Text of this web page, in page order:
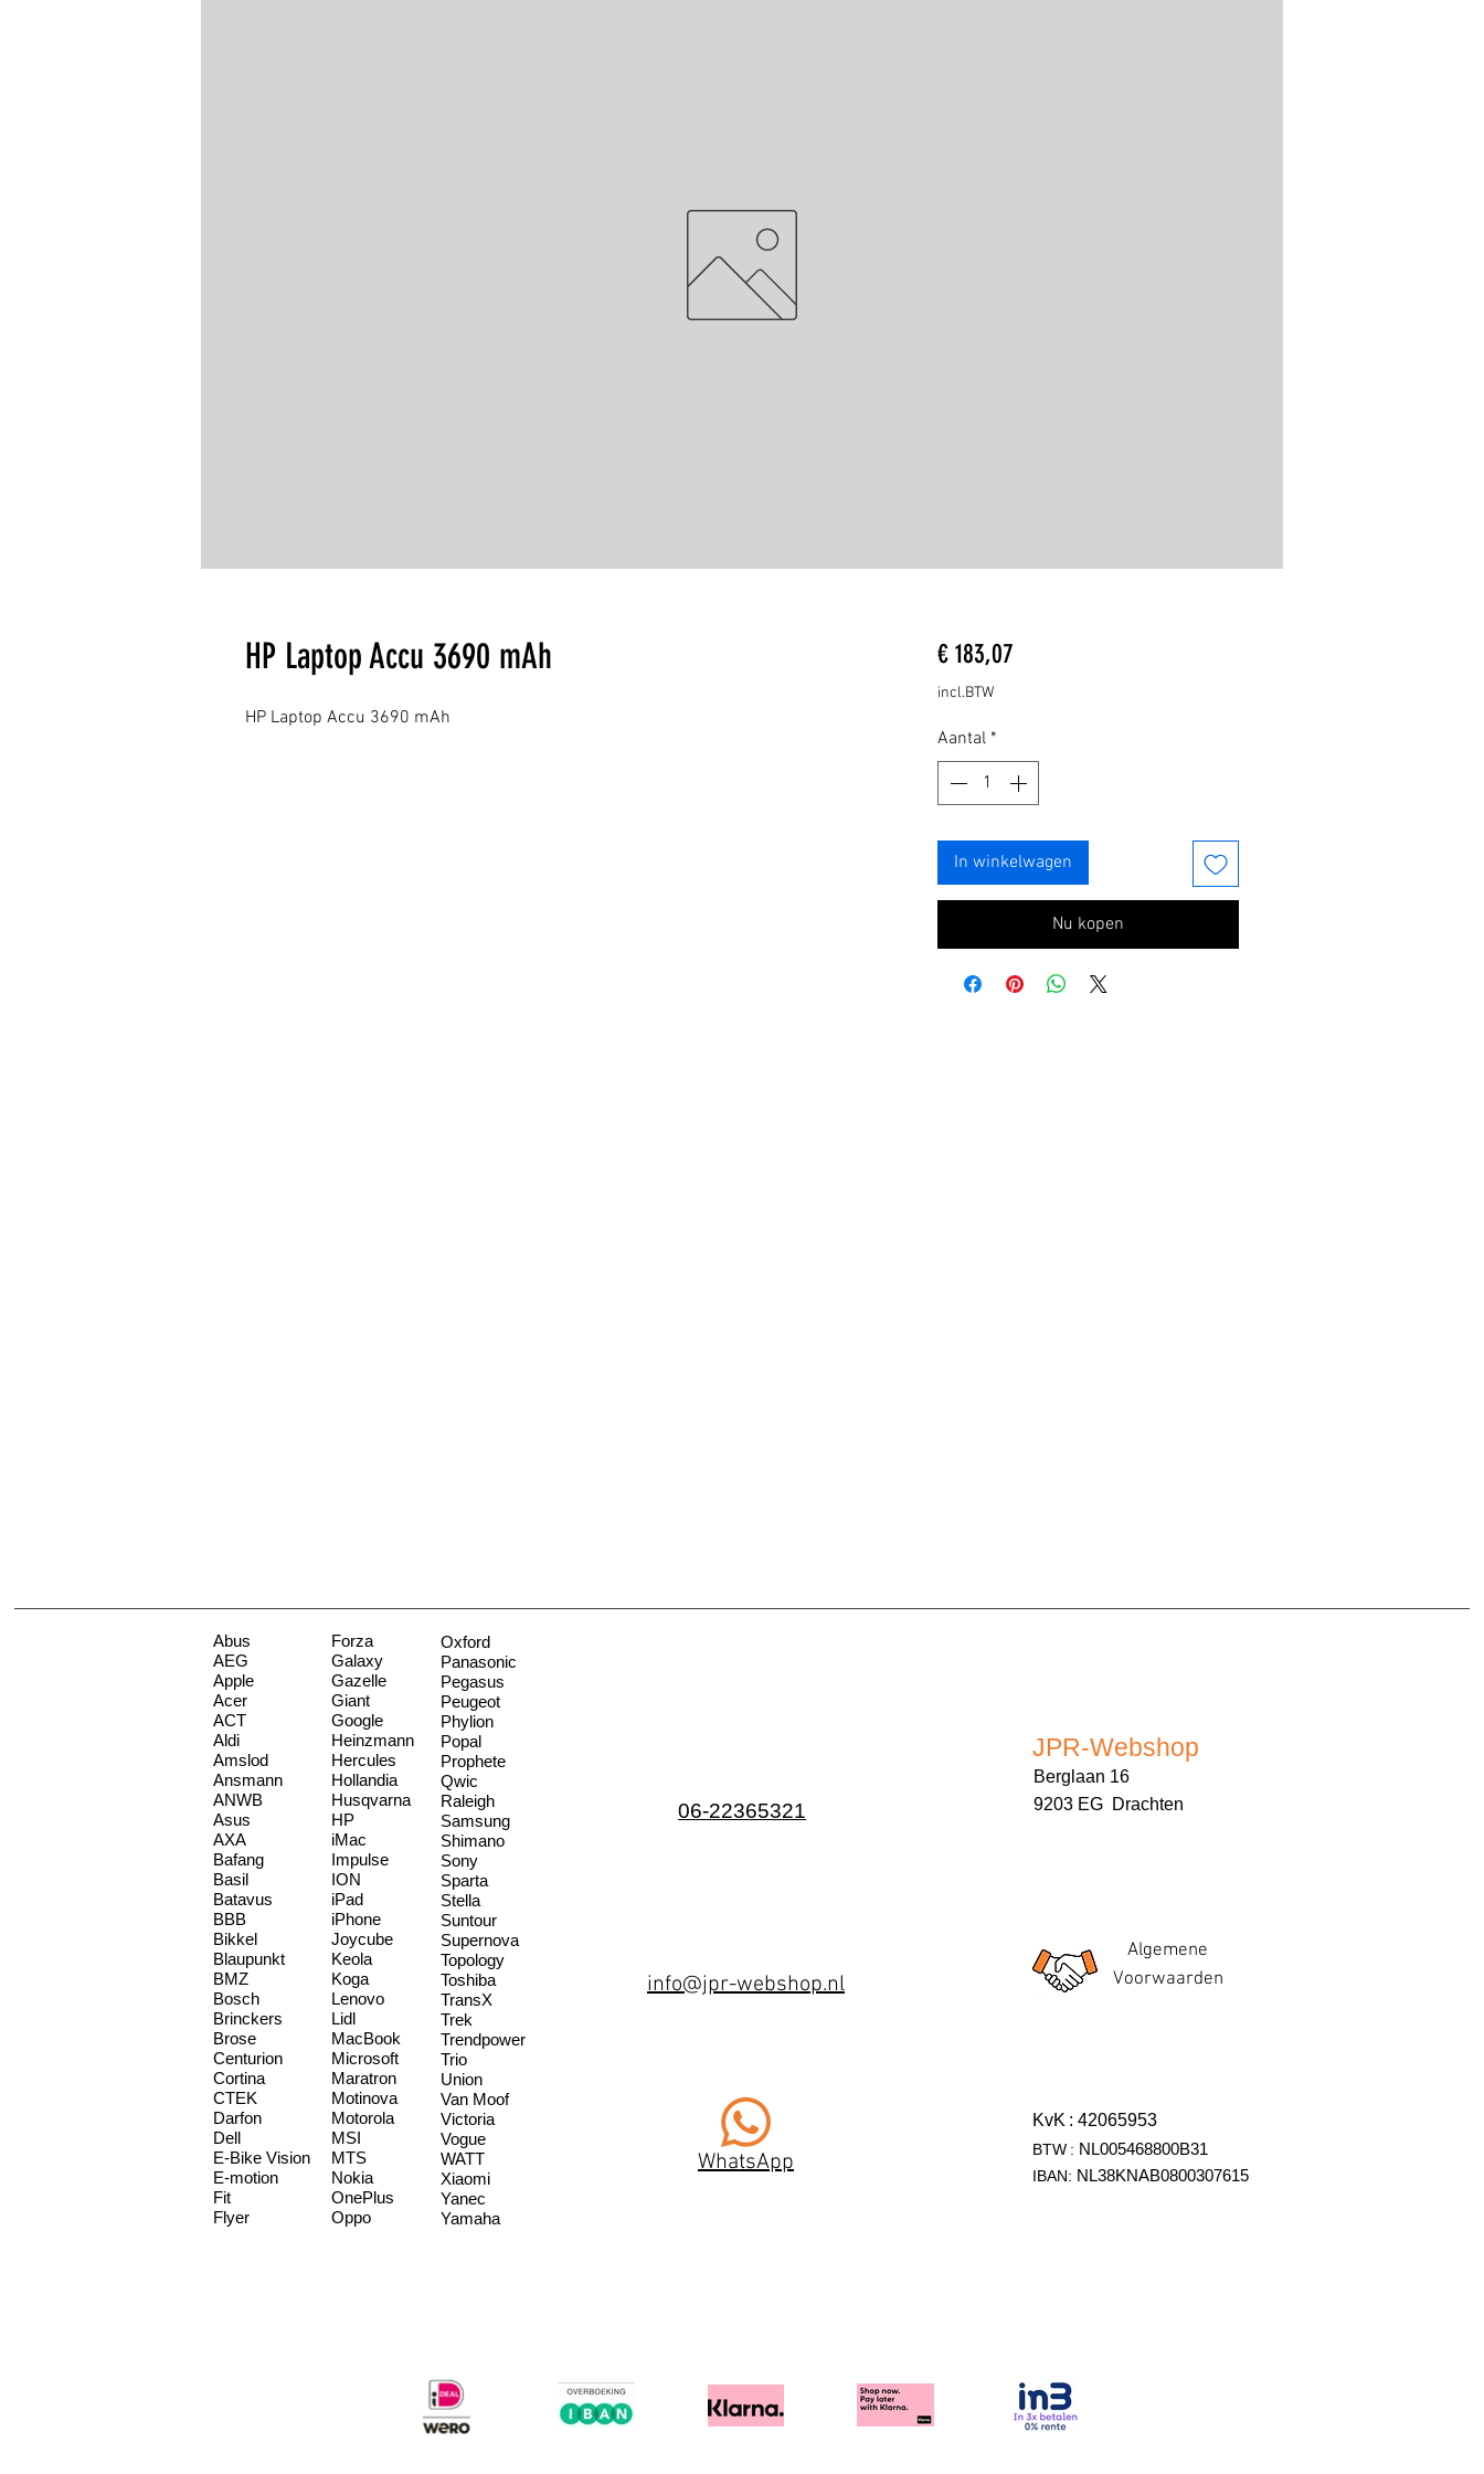
HP Laptop Accu 3690 mAh
HP Laptop Accu 3690 mAh
€ 183,07Prijs
incl.BTW
Aantal *
In winkelwagen
Nu kopen
Abus
AEG
Apple
Acer
ACT
Aldi
Amslod
Ansmann
ANWB
Asus
AXA
Bafang
Basil
Batavus
BBB
Bikkel
Blaupunkt
BMZ
Bosch
Brinckers
Brose
Centurion
Cortina
CTEK
Darfon
Dell
E-Bike Vision
E-motion
Fit
Flyer
Forza
Galaxy
Gazelle
Giant
Google
Heinzmann
Hercules
Hollandia
Husqvarna
HP
iMac
Impulse
ION
iPad
iPhone
Joycube
Keola
Koga
Lenovo
Lidl
MacBook
Microsoft
Maratron
Motinova
Motorola
MSI
MTS
Nokia
OnePlus
Oppo
Oxford
Panasonic
Pegasus
Peugeot
Phylion
Popal
Prophete
Qwic
Raleigh
Samsung
Shimano
Sony
Sparta
Stella
Suntour
Supernova
Topology
Toshiba
TransX
Trek
Trendpower
Trio
Union
Van Moof
Victoria
Vogue
WATT
Xiaomi
Yanec
Yamaha
06-22365321
info@jpr-webshop.nl
WhatsApp
JPR-Webshop
Berglaan 16
9203 EG Drachten
Algemene
Voorwaarden
KvK : 42065953
BTW : NL005468800B31
IBAN: NL38KNAB0800307615